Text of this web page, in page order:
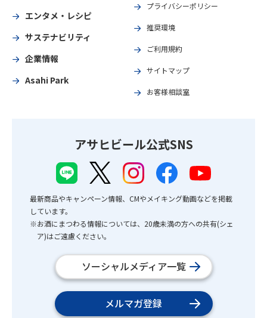
エンタメ・レシピ
サステナビリティ
企業情報
Asahi Park
プライバシーポリシー
推奨環境
ご利用規約
サイトマップ
お客様相談室
アサヒビール公式SNS
最新商品やキャンペーン情報、CMやメイキング動画などを掲載
しています。
※お酒にまつわる情報については、20歳未満の方への共有(シェ
ア)はご遠慮ください。
ソーシャルメディア一覧
メルマガ登録